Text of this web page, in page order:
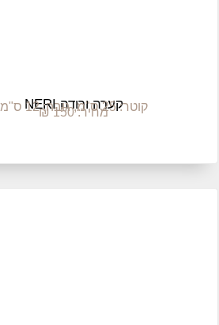
קערה ורודה NERIקוטר: 25 ס"מ, גובה: 12 ס"מ מחיר: 150 ₪